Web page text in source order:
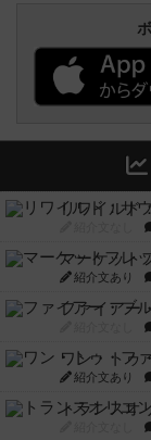
リワイルド
マーケット
紹介文あり
ファイアー
ワン・トゥ
紹介文あり
トランスオ